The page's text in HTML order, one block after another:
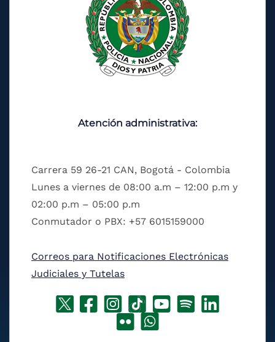
Atención administrativa:
Carrera 59 26-21 CAN, Bogotá - Colombia
Lunes a viernes de 08:00 a.m – 12:00 p.m y
02:00 p.m – 05:00 p.m
Conmutador o PBX: +57 6015159000
Correos para Notificaciones Electrónicas
Judiciales y Tutelas